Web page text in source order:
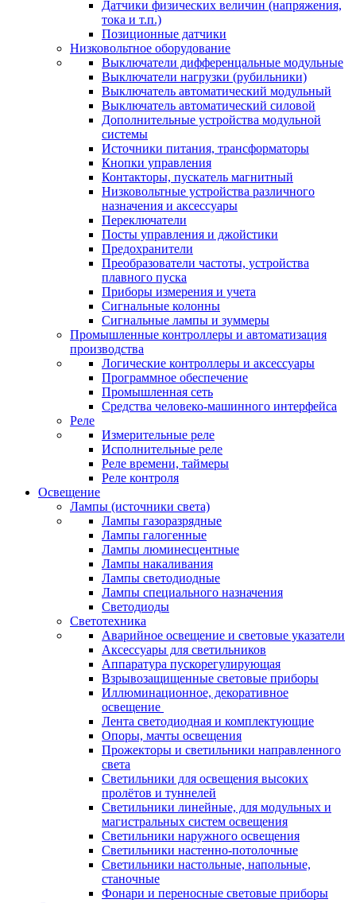
Датчики физических величин (напряжения,
тока и т.п.)
Позиционные датчики
Низковольтное оборудование
Выключатели дифференцальные модульные
Выключатели нагрузки (рубильники)
Выключатель автоматический модульный
Выключатель автоматический силовой
Дополнительные устройства модульной
системы
Источники питания, трансформаторы
Кнопки управления
Контакторы, пускатель магнитный
Низковольтные устройства различного
назначения и аксессуары
Переключатели
Посты управления и джойстики
Предохранители
Преобразователи частоты, устройства
плавного пуска
Приборы измерения и учета
Сигнальные колонны
Сигнальные лампы и зуммеры
Промышленные контроллеры и автоматизация
производства
Логические контроллеры и аксессуары
Программное обеспечение
Промышленная сеть
Средства человеко-машинного интерфейса
Реле
Измерительные реле
Исполнительные реле
Реле времени, таймеры
Реле контроля
Освещение
Лампы (источники света)
Лампы газоразрядные
Лампы галогенные
Лампы люминесцентные
Лампы накаливания
Лампы светодиодные
Лампы специального назначения
Светодиоды
Светотехника
Аварийное освещение и световые указатели
Аксессуары для светильников
Аппаратура пускорегулирующая
Взрывозащищенные световые приборы
Иллюминационное, декоративное
освещение
Лента светодиодная и комплектующие
Опоры, мачты освещения
Прожекторы и светильники направленного
света
Светильники для освещения высоких
пролётов и туннелей
Светильники линейные, для модульных и
магистральных систем освещения
Светильники наружного освещения
Светильники настенно-потолочные
Светильники настольные, напольные,
станочные
Фонари и переносные световые приборы